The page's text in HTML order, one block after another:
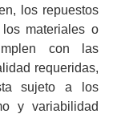
los repuestos
materiales o
con las
requeridas,
sujeto a los
y variabilidad